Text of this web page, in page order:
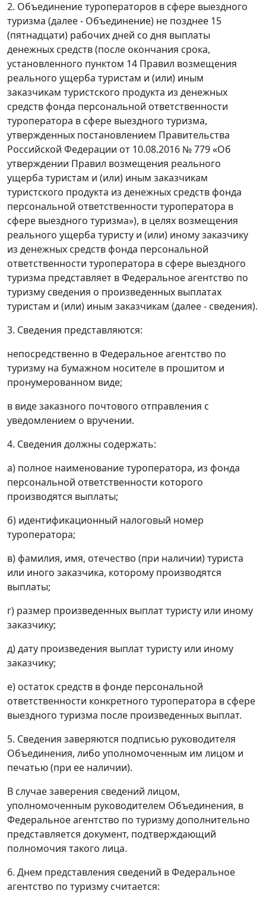
2. Объединение туроператоров в сфере выездного
туризма (далее - Объединение) не позднее 15
(пятнадцати) рабочих дней со дня выплаты
денежных средств (после окончания срока,
установленного пунктом 14 Правил возмещения
реального ущерба туристам и (или) иным
заказчикам туристского продукта из денежных
средств фонда персональной ответственности
туроператора в сфере выездного туризма,
утвержденных постановлением Правительства
Российской Федерации от 10.08.2016 № 779 «Об
утверждении Правил возмещения реального
ущерба туристам и (или) иным заказчикам
туристского продукта из денежных средств фонда
персональной ответственности туроператора в
сфере выездного туризма»), в целях возмещения
реального ущерба туристу и (или) иному заказчику
из денежных средств фонда персональной
ответственности туроператора в сфере выездного
туризма представляет в Федеральное агентство по
туризму сведения о произведенных выплатах
туристам и (или) иным заказчикам (далее - сведения).
3. Сведения представляются:
непосредственно в Федеральное агентство по
туризму на бумажном носителе в прошитом и
пронумерованном виде;
в виде заказного почтового отправления с
уведомлением о вручении.
4. Сведения должны содержать:
а) полное наименование туроператора, из фонда
персональной ответственности которого
производятся выплаты;
б) идентификационный налоговый номер
туроператора;
в) фамилия, имя, отечество (при наличии) туриста
или иного заказчика, которому производятся
выплаты;
г) размер произведенных выплат туристу или иному
заказчику;
д) дату произведения выплат туристу или иному
заказчику;
е) остаток средств в фонде персональной
ответственности конкретного туроператора в сфере
выездного туризма после произведенных выплат.
5. Сведения заверяются подписью руководителя
Объединения, либо уполномоченным им лицом и
печатью (при ее наличии).
В случае заверения сведений лицом,
уполномоченным руководителем Объединения, в
Федеральное агентство по туризму дополнительно
представляется документ, подтверждающий
полномочия такого лица.
6. Днем представления сведений в Федеральное
агентство по туризму считается: